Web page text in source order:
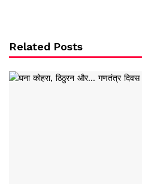
Related Posts